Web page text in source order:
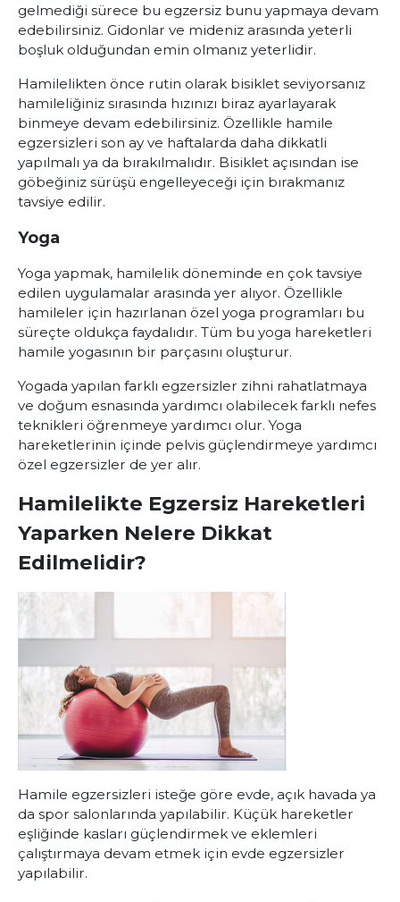
gelmediği sürece bu egzersiz bunu yapmaya devam
edebilirsiniz. Gidonlar ve mideniz arasında yeterli
boşluk olduğundan emin olmanız yeterlidir.
Hamilelikten önce rutin olarak bisiklet seviyorsanız
hamileliğiniz sırasında hızınızı biraz ayarlayarak
binmeye devam edebilirsiniz. Özellikle hamile
egzersizleri son ay ve haftalarda daha dikkatli
yapılmalı ya da bırakılmalıdır. Bisiklet açısından ise
göbeğiniz sürüşü engelleyeceği için bırakmanız
tavsiye edilir.
Yoga
Yoga yapmak, hamilelik döneminde en çok tavsiye
edilen uygulamalar arasında yer alıyor. Özellikle
hamileler için hazırlanan özel yoga programları bu
süreçte oldukça faydalıdır. Tüm bu yoga hareketleri
hamile yogasının bir parçasını oluşturur.
Yogada yapılan farklı egzersizler zihni rahatlatmaya
ve doğum esnasında yardımcı olabilecek farklı nefes
teknikleri öğrenmeye yardımcı olur. Yoga
hareketlerinin içinde pelvis güçlendirmeye yardımcı
özel egzersizler de yer alır.
Hamilelikte Egzersiz Hareketleri
Yaparken Nelere Dikkat
Edilmelidir?
Hamile egzersizleri isteğe göre evde, açık havada ya
da spor salonlarında yapılabilir. Küçük hareketler
eşliğinde kasları güçlendirmek ve eklemleri
çalıştırmaya devam etmek için evde egzersizler
yapılabilir.